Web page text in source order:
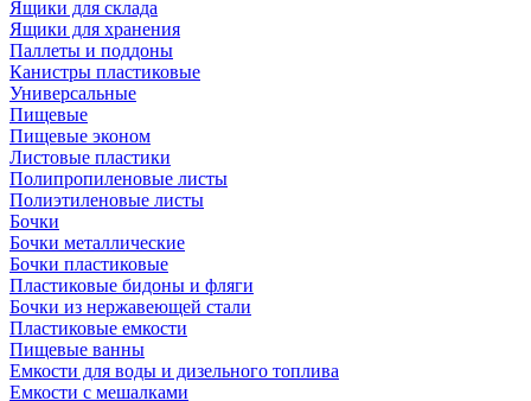
Ящики для склада
Ящики для хранения
Паллеты и поддоны
Канистры пластиковые
Универсальные
Пищевые
Пищевые эконом
Листовые пластики
Полипропиленовые листы
Полиэтиленовые листы
Бочки
Бочки металлические
Бочки пластиковые
Пластиковые бидоны и фляги
Бочки из нержавеющей стали
Пластиковые емкости
Пищевые ванны
Емкости для воды и дизельного топлива
Емкости с мешалками